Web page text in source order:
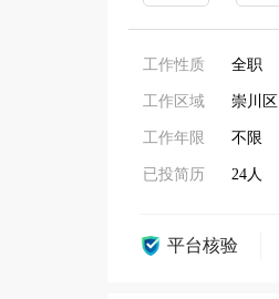
工作性质 全职
工作区域 崇川区
工作年限 不限
已投简历 24人
平台核验